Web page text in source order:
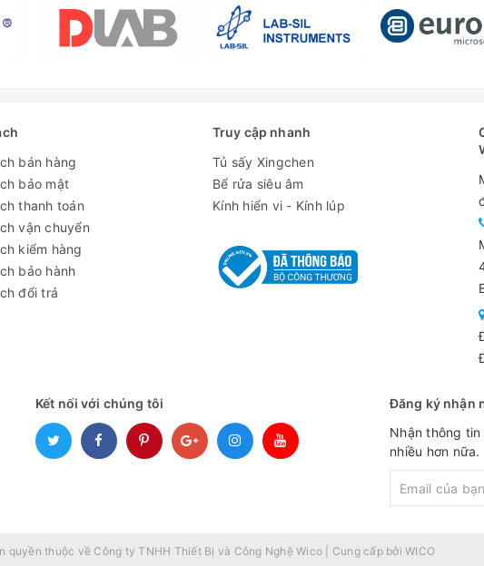
bán hàng
bảo mật
thanh toán
vận chuyển
kiểm hàng
bảo hành
đổi trả
Truy cập nhanh
Tủ sấy Xingchen
Bể rửa siêu âm
Kính hiển vi - Kính lúp
Kết nối với chúng tôi
Đăng ký nhận
Nhận thông
nhiều hơn nữa.
quyền thuộc về Công ty TNHH Thiết Bị và Công Nghệ Wico Cung cấp bởi WICO